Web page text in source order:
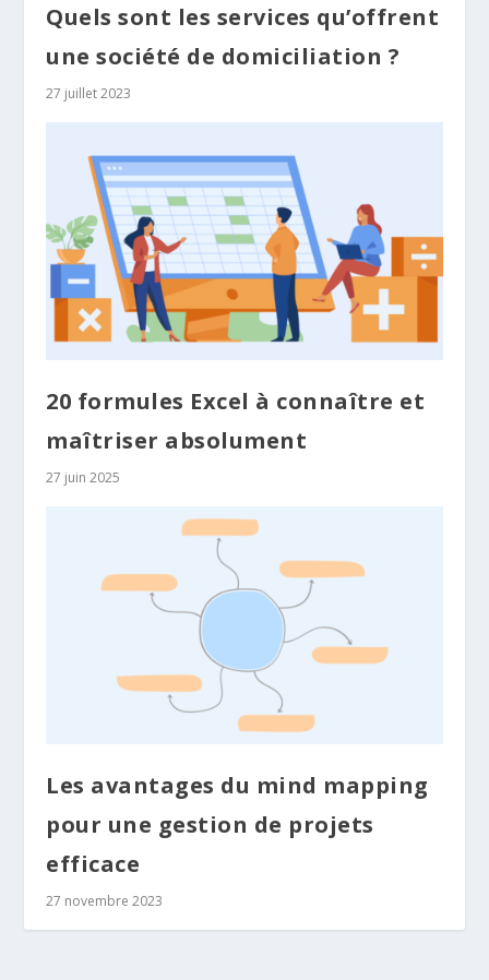
Quels sont les services qu’offrent
une société de domiciliation ?
27 juillet 2023
20 formules Excel à connaître et
maîtriser absolument
27 juin 2025
Les avantages du mind mapping
pour une gestion de projets
efficace
27 novembre 2023